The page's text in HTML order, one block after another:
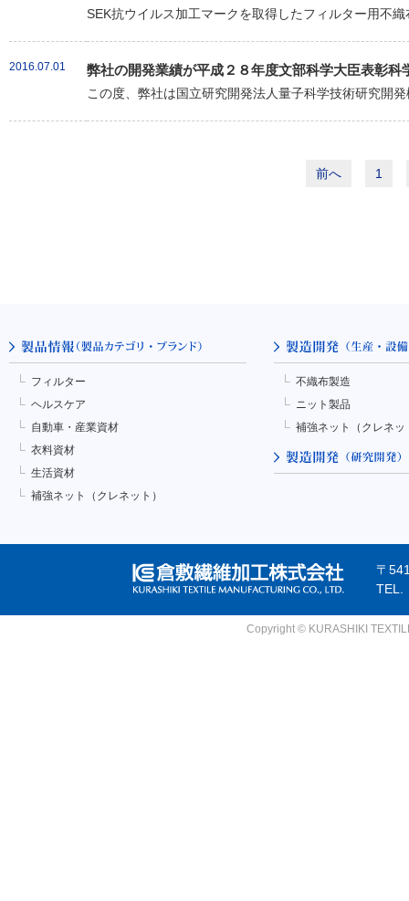
SEK抗ウイルス加工マークを取得したフィルター用不
2016.07.01 弊社の開発業績が平成２８年度文部科学大臣表彰
この度、弊社は国立研究開発法人量子科学技術研究開
前へ 1
フィルター
ヘルスケア
自動車・産業資材
衣料資材
生活資材
補強ネット（クレネット）
不織布製造
ニット製品
補強ネット（クレネッ
〒
TEL.
Copyright © KURASHIKI